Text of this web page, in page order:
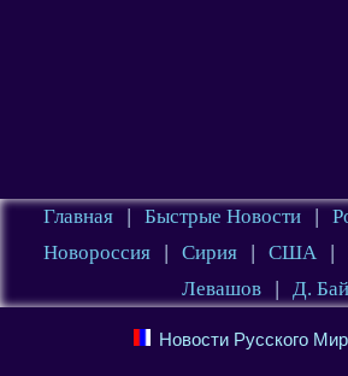
Главная | Быстрые Новости |
Новороссия
| Сирия | США |
Левашов
| Д.
Новости Русского